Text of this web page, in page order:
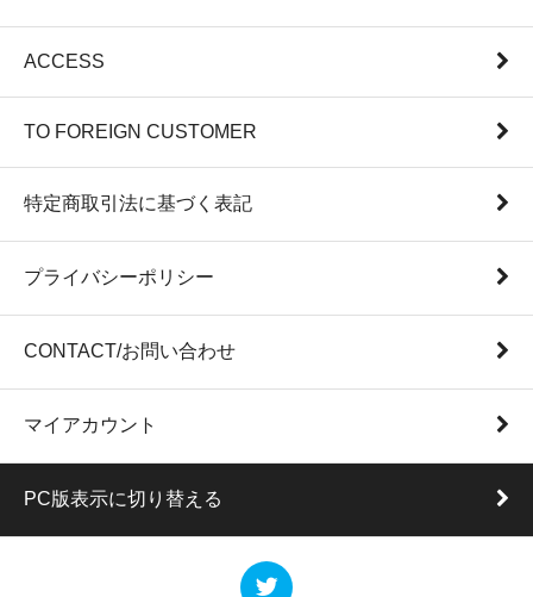
ACCESS
TO FOREIGN CUSTOMER
特定商取引法に基づく表記
プライバシーポリシー
CONTACT/お問い合わせ
マイアカウント
PC版表示に切り替える